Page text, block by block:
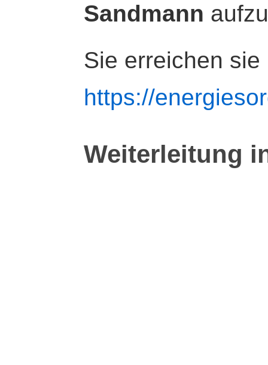
Sandmann
Sie erreichen sie
https://
Weiterleitung